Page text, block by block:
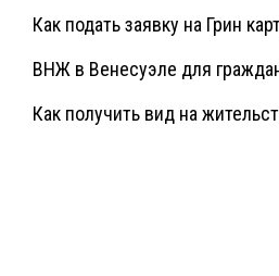
Как подать заявку на Грин
ВНЖ в Венесуэле для
Как получить вид на